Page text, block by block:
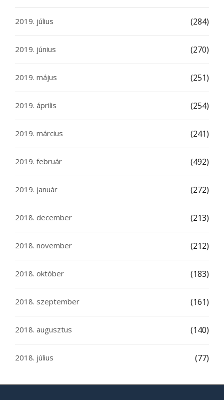
2019. július (284)
2019. június (270)
2019. május (251)
2019. április (254)
2019. március (241)
2019. február (492)
2019. január (272)
2018. december (213)
2018. november (212)
2018. október (183)
2018. szeptember (161)
2018. augusztus (140)
2018. július (77)